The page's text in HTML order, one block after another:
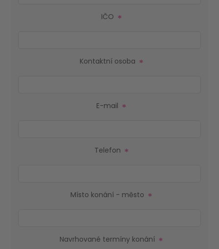
IČO *
Kontaktní osoba *
E-mail *
Telefon *
Místo konání - město *
Navrhované termíny konání *